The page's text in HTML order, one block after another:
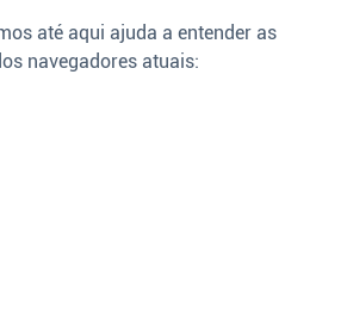
até aqui ajuda a entender as
navegadores atuais: